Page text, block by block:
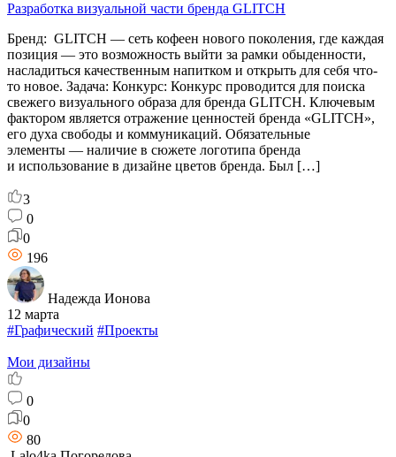
Разработка визуальной части бренда GLITCH
Бренд: GLITCH — сеть кофеен нового поколения, где каждая
позиция — это возможность выйти за рамки обыденности,
насладиться качественным напитком и открыть для себя что-
то новое. Задача: Конкурс: Конкурс проводится для поиска
свежего визуального образа для бренда GLITCH. Ключевым
фактором является отражение ценностей бренда «GLITCH»,
его духа свободы и коммуникаций. Обязательные
элементы — наличие в сюжете логотипа бренда
и использование в дизайне цветов бренда. Был […]
3
0
0
196
Надежда Ионова
12 марта
#Графический #Проекты
Мои дизайны
0
0
80